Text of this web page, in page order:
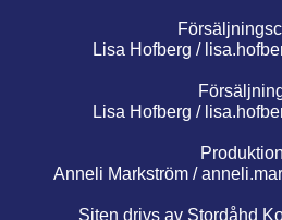
Lisa Hofberg /
Lisa Hofberg /
Anneli Markström /
Siten drivs av Stordåhd